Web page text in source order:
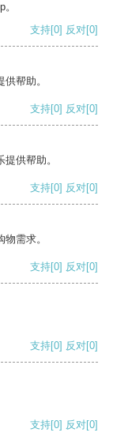
支持[0] 反对[0]
帮助。
支持[0] 反对[0]
供帮助。
支持[0] 反对[0]
需求。
支持[0] 反对[0]
支持[0] 反对[0]
支持[0] 反对[0]